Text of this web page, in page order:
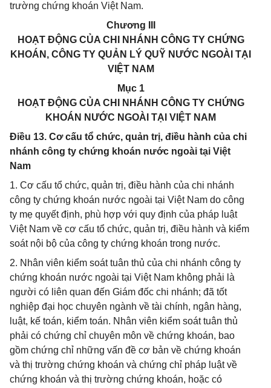
trường chứng khoán Việt Nam.
Chương III
HOẠT ĐỘNG CỦA CHI NHÁNH CÔNG TY CHỨNG
KHOÁN, CÔNG TY QUẢN LÝ QUỸ NƯỚC NGOÀI TẠI
VIỆT NAM
Mục 1
HOẠT ĐỘNG CỦA CHI NHÁNH CÔNG TY CHỨNG
KHOÁN NƯỚC NGOÀI TẠI VIỆT NAM
Điều 13. Cơ cấu tổ chức, quản trị, điều hành của chi
nhánh công ty chứng khoán nước ngoài tại Việt
Nam
1. Cơ cấu tổ chức, quản trị, điều hành của chi nhánh
công ty chứng khoán nước ngoài tại Việt Nam do công
ty mẹ quyết định, phù hợp với quy định của pháp luật
Việt Nam về cơ cấu tổ chức, quản trị, điều hành và kiểm
soát nội bộ của công ty chứng khoán trong nước.
2. Nhân viên kiểm soát tuân thủ của chi nhánh công ty
chứng khoán nước ngoài tại Việt Nam không phải là
người có liên quan đến Giám đốc chi nhánh; đã tốt
nghiệp đại học chuyên ngành về tài chính, ngân hàng,
luật, kế toán, kiểm toán. Nhân viên kiểm soát tuân thủ
phải có chứng chỉ chuyên môn về chứng khoán, bao
gồm chứng chỉ những vấn đề cơ bản về chứng khoán
và thị trường chứng khoán và chứng chỉ pháp luật về
chứng khoán và thị trường chứng khoán, hoặc có